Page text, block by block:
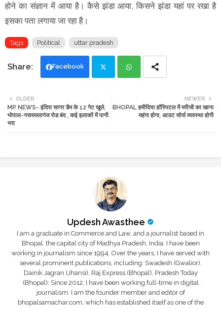
होने का संज्ञान में आया है। कैसे झंडा आया, किसने झंडा यहां पर रखा है
इसका पता लगाया जा रहा है।
Tags Political uttar pradesh
Facebook
tte ats
NEWER
BHOPAL हमीदिया हॉस्पिटल में मरीजाें का खाना
महंगा होगा, आउट सोर्स व्यवस्था होगी
OLDER
MP NEWS- इंदिरा सागर डैम के 12 गेट खुले,
भोपाल-नसरुल्लागंज रोड बंद , कई इलाकों में पानी
भरा
Updesh Awasthee
I am a graduate in Commerce and Law, and a journalist based in
Bhopal, the capital city of Madhya Pradesh, India. I have been
working in journalism since 1994. Over the years, I have served with
several prominent publications, including: Swadesh (Gwalior),
Dainik Jagran (Jhansi), Raj Express (Bhopal), Pradesh Today
(Bhopal); Since 2012, I have been working full-time in digital
journalism. I am the founder member and editor of
bhopalsamachar.com, which has established itself as one of the